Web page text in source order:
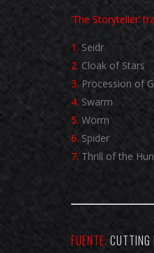
‘The Storyteller’
1. Seidr
2. Cloak of Stars
3. Procession of
4. Swarm
5. Worm
6. Spider
7. Thrill of the
FUENTE: CUTTING